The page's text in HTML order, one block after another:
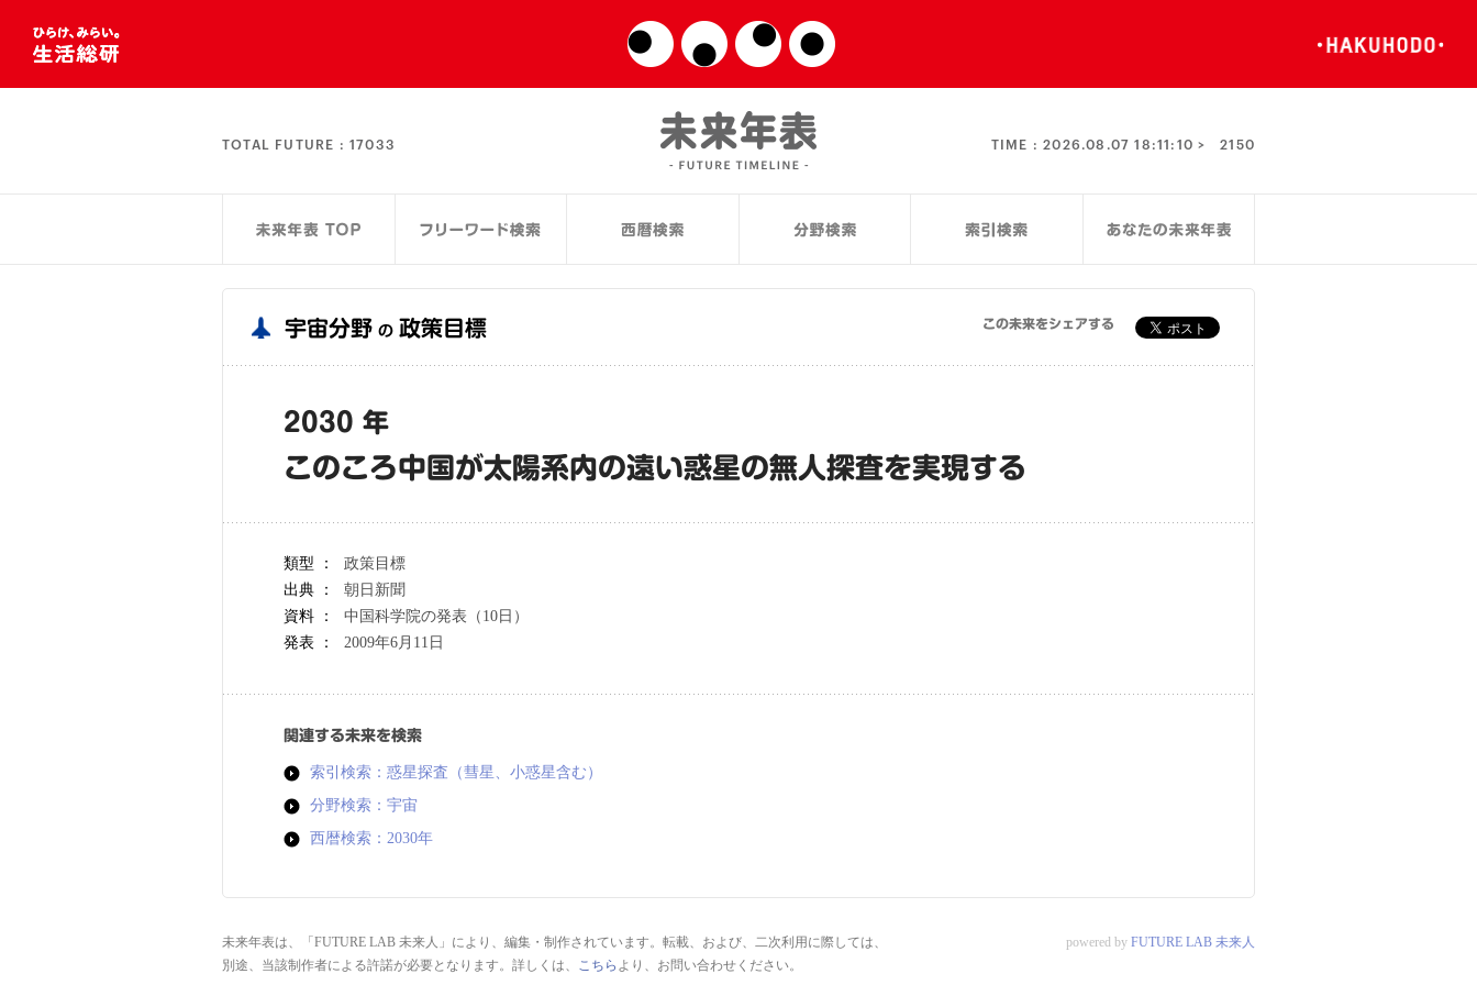
TOTAL FUTURE : 17033 TIME :2026.08.07 18:11:10 > 2150
宇宙分野 の 政策目標 この未来をシェアする
2030 年
このころ中国が太陽系内の遠い惑星の無人探査を実現する
類型 ：
政策目標
出典 ：
朝日新聞
資料 ：
中国科学院の発表（10日）
発表 ：
2009年6月11日
関連する未来を検索
索引検索：惑星探査（彗星、小惑星含む）
分野検索：宇宙
西暦検索：2030年
未来年表は、「FUTURE LAB 未来人」により、編集・制作されています。転載、および、二次利用に際しては、
別途、当該制作者による許諾が必要となります。詳しくは、 こちら より、お問い合わせください。
powered by FUTURE LAB 未来人